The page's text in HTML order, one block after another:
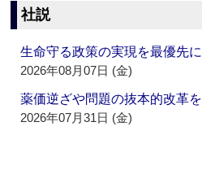
社説
生命守る政策の実現を最優先に
2026年08月07日 (金)
薬価逆ざや問題の抜本的改革を
2026年07月31日 (金)